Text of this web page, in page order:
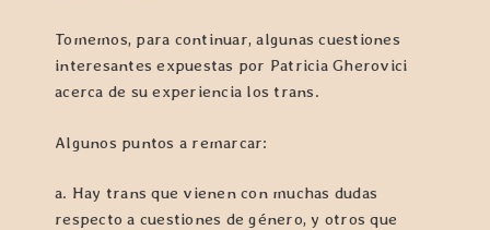
Tomemos, para continuar, algunas cuestiones
interesantes expuestas por Patricia Gherovici
acerca de su experiencia los trans.
Algunos puntos a remarcar:
a. Hay trans que vienen con muchas dudas
respecto a cuestiones de género, y otros que